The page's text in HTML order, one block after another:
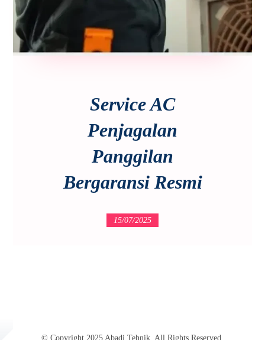
Service AC
Penjagalan
Panggilan
Bergaransi Resmi
15/07/2025
© Copyright 2025 Abadi Tehnik. All Rights Reserved.